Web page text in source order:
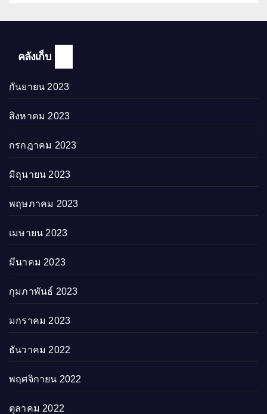
คลังเก็บ
กันยายน 2023
สิงหาคม 2023
กรกฎาคม 2023
มิถุนายน 2023
พฤษภาคม 2023
เมษายน 2023
มีนาคม 2023
กุมภาพันธ์ 2023
มกราคม 2023
ธันวาคม 2022
พฤศจิกายน 2022
ตุลาคม 2022